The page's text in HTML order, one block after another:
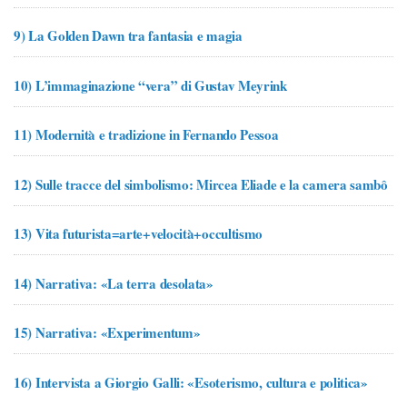
9)La Golden Dawn tra fantasia e magia
10)L’immaginazione “vera” di Gustav Meyrink
11)Modernità e tradizione in Fernando Pessoa
12)Sulle tracce del simbolismo: Mircea Eliade e la camera sambô
13)Vita futurista=arte+velocità+occultismo
14)Narrativa: «La terra desolata»
15)Narrativa: «Experimentum»
16)Intervista a Giorgio Galli: «Esoterismo, cultura e politica»